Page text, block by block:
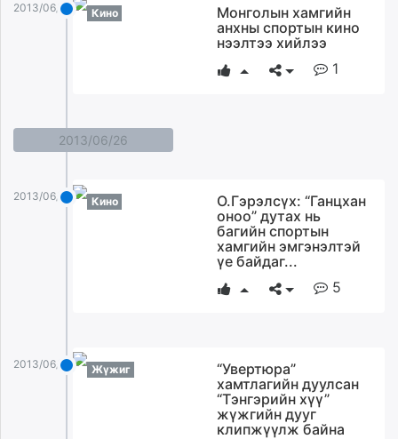
2013/06/28 Кино
Монголын хамгийн
анхны спортын кино
нээлтээ хийлээ
1
2013/06/26
2013/06/26 Кино
О.Гэрэлсүх: “Ганцхан
оноо” дутах нь
багийн спортын
хамгийн эмгэнэлтэй
үе байдаг...
5
2013/06/26 Жүжиг
“Увертюра”
хамтлагийн дуулсан
“Тэнгэрийн хүү”
жүжгийн дууг
клипжүүлж байна